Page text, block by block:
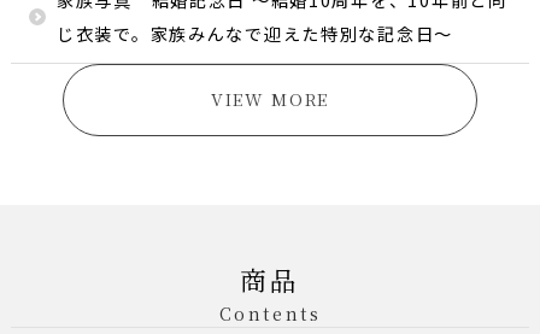
じ衣装で。家族みんなで迎えた特別な記念日〜
VIEW MORE
商品
Contents